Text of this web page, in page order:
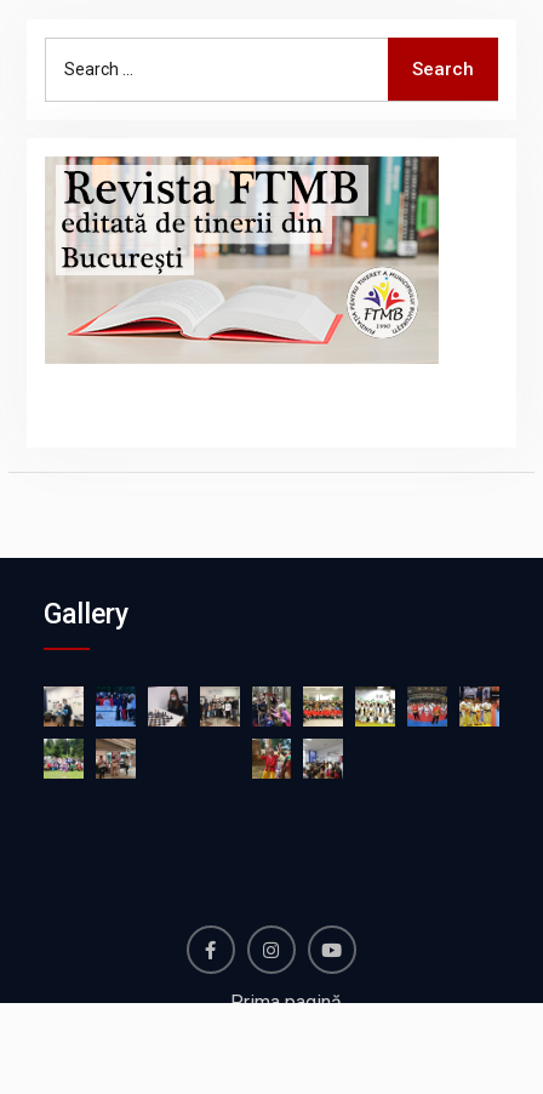
Search
Gallery
Prima pagină